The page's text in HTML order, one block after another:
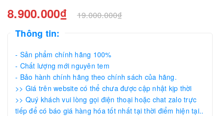
8.900.000₫ 19.000.000₫
Thông tin:
- Sản phẩm chính hãng 100%
- Chất lượng mới nguyên tem
- Bảo hành chính hãng theo chính sách của hãng.
>> Giá trên website có thể chưa được cập nhật kịp thời
>> Quý khách vui lòng gọi điện thoại hoặc chat zalo trực
tiếp để có báo giá hàng hóa tốt nhất tại thời điểm hiện tại..